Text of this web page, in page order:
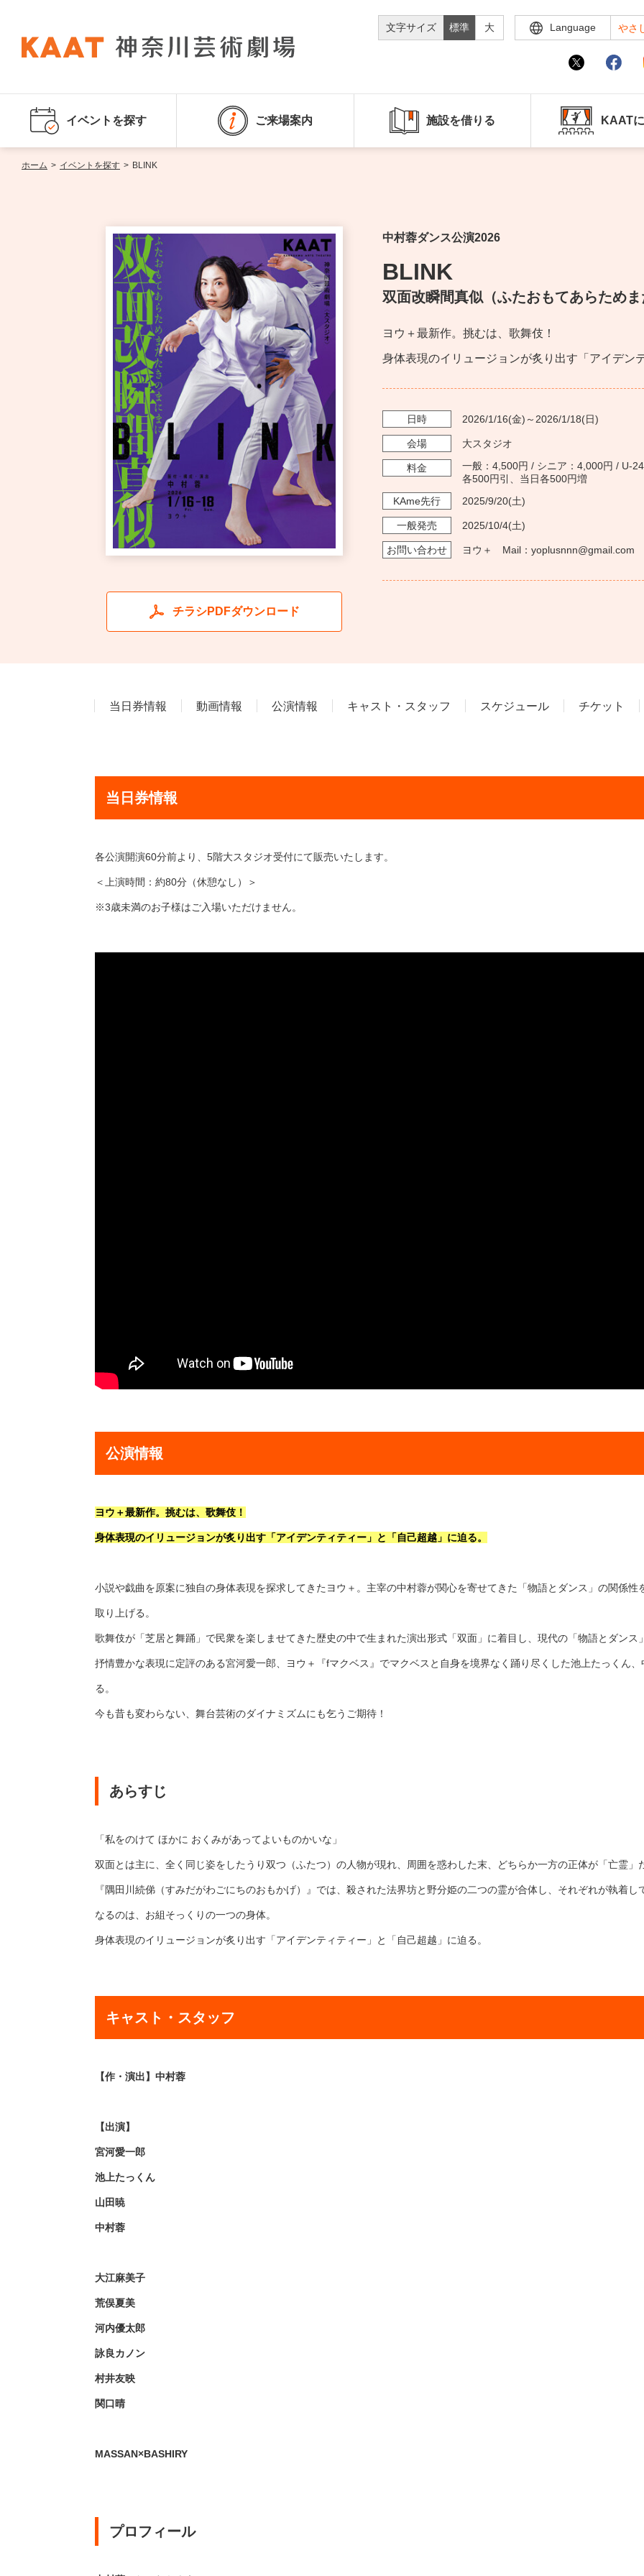
文字サイズ 標準 大 Language やさ
イベントを探す ご来場案内 施設を借りる KAAT
ホーム > イベントを探す > BLINK
チラシPDFダウンロード
中村蓉ダンス公演2026
BLINK
双面改瞬間真似（ふたおもてあらため
ヨウ＋最新作。挑むは、歌舞伎！
身体表現のイリュージョンが炙り出す「アイデン
日時 2026/1/16(金)～2026/1/18(日)
会場 大スタジオ
料金
一般：4,500円 / シニア：4,000円 / U-
各500円引、当日各500円増
KAme先行 2025/9/20(土)
一般発売 2025/10/4(土)
お問い合わせ ヨウ＋ Mail：yoplusnnn@gmail.com
当日券情報 動画情報 公演情報 キャスト・スタッフ スケジュール チケット
当日券情報
各公演開演60分前より、5階大スタジオ受付にて販売いたします。
＜上演時間：約80分（休憩なし）＞
※3歳未満のお子様はご入場いただけません。
公演情報
ヨウ＋最新作。挑むは、歌舞伎！
身体表現のイリュージョンが炙り出す「アイデンティティー」と「自己超越」に迫る。
小説や戯曲を原案に独自の身体表現を探求してきたヨウ＋。主宰の中村蓉が関心を寄せてきた「物語とダンス」の関係
取り上げる。
歌舞伎が「芝居と舞踊」で民衆を楽しませてきた歴史の中で生まれた演出形式「双面」に着目し、現代の「物語とダン
抒情豊かな表現に定評のある宮河愛一郎、ヨウ＋『fマクベス』でマクベスと自身を境界なく踊り尽くした池上たっくん
る。
今も昔も変わらない、舞台芸術のダイナミズムにも乞うご期待！
あらすじ
「私をのけて ほかに おくみがあってよいものかいな」
双面とは主に、全く同じ姿をしたうり双つ（ふたつ）の人物が現れ、周囲を惑わした末、どちらか一方の正体が「亡霊
『隅田川続俤（すみだがわごにちのおもかげ）』では、殺された法界坊と野分姫の二つの霊が合体し、それぞれが執着
なるのは、お組そっくりの一つの身体。
身体表現のイリュージョンが炙り出す「アイデンティティー」と「自己超越」に迫る。
キャスト・スタッフ
【作・演出】中村蓉
【出演】
宮河愛一郎
池上たっくん
山田暁
中村蓉
大江麻美子
荒俣夏美
河内優太郎
詠良カノン
村井友映
関口晴
MASSAN×BASHIRY
プロフィール